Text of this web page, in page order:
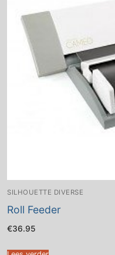
SILHOUETTE DIVERSE
Roll Feeder
€36.95